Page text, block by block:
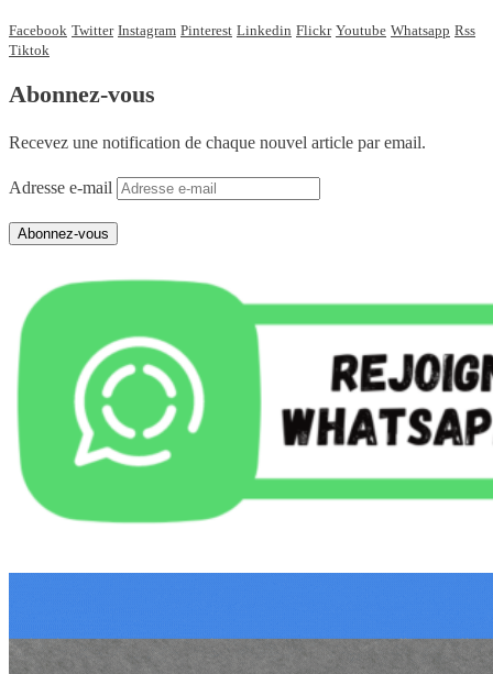
Facebook Twitter Instagram Pinterest Linkedin Flickr Youtube Whatsapp Rss
Tiktok
Abonnez-vous
Recevez une notification de chaque nouvel article par email.
Adresse e-mail
Abonnez-vous